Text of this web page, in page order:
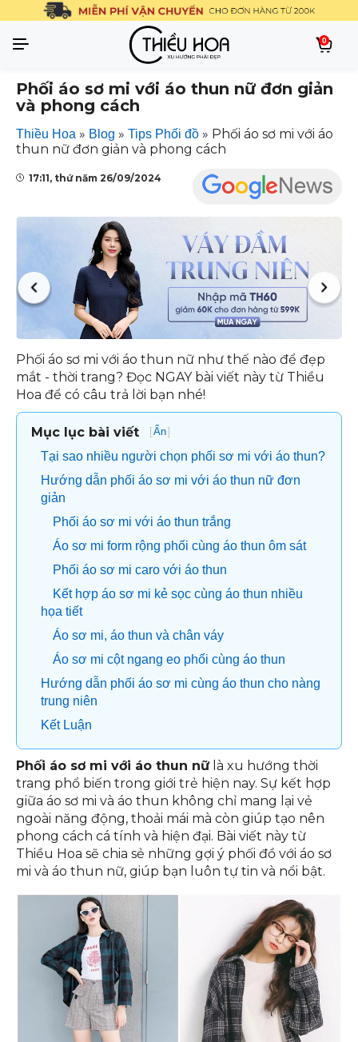
0
Phối áo sơ mi với áo thun nữ đơn giản
và phong cách
Thiều Hoa » Blog » Tips Phối đồ » Phối áo sơ mi với áo
thun nữ đơn giản và phong cách
17:11, thứ năm 26/09/2024
Phối áo sơ mi với áo thun nữ như thế nào để đẹp
mắt - thời trang? Đọc NGAY bài viết này từ Thiều
Hoa để có câu trả lời bạn nhé!
Mục lục bài viết [Ẩn]
Tại sao nhiều người chọn phối sơ mi với áo thun?
Hướng dẫn phối áo sơ mi với áo thun nữ đơn
giản
Phối áo sơ mi với áo thun trắng
Áo sơ mi form rộng phối cùng áo thun ôm sát
Phối áo sơ mi caro với áo thun
Kết hợp áo sơ mi kẻ sọc cùng áo thun nhiều
họa tiết
Áo sơ mi, áo thun và chân váy
Áo sơ mi cột ngang eo phối cùng áo thun
Hướng dẫn phối áo sơ mi cùng áo thun cho nàng
trung niên
Kết Luận
Phối áo sơ mi với áo thun nữlà xu hướng thời
trang phổ biến trong giới trẻ hiện nay. Sự kết hợp
giữa áo sơ mi và áo thun không chỉ mang lại vẻ
ngoài năng động, thoải mái mà còn giúp tạo nên
phong cách cá tính và hiện đại. Bài viết này từ
Thiều Hoa sẽ chia sẻ những gợi ý phối đồ với áo sơ
mi và áo thun nữ, giúp bạn luôn tự tin và nổi bật.